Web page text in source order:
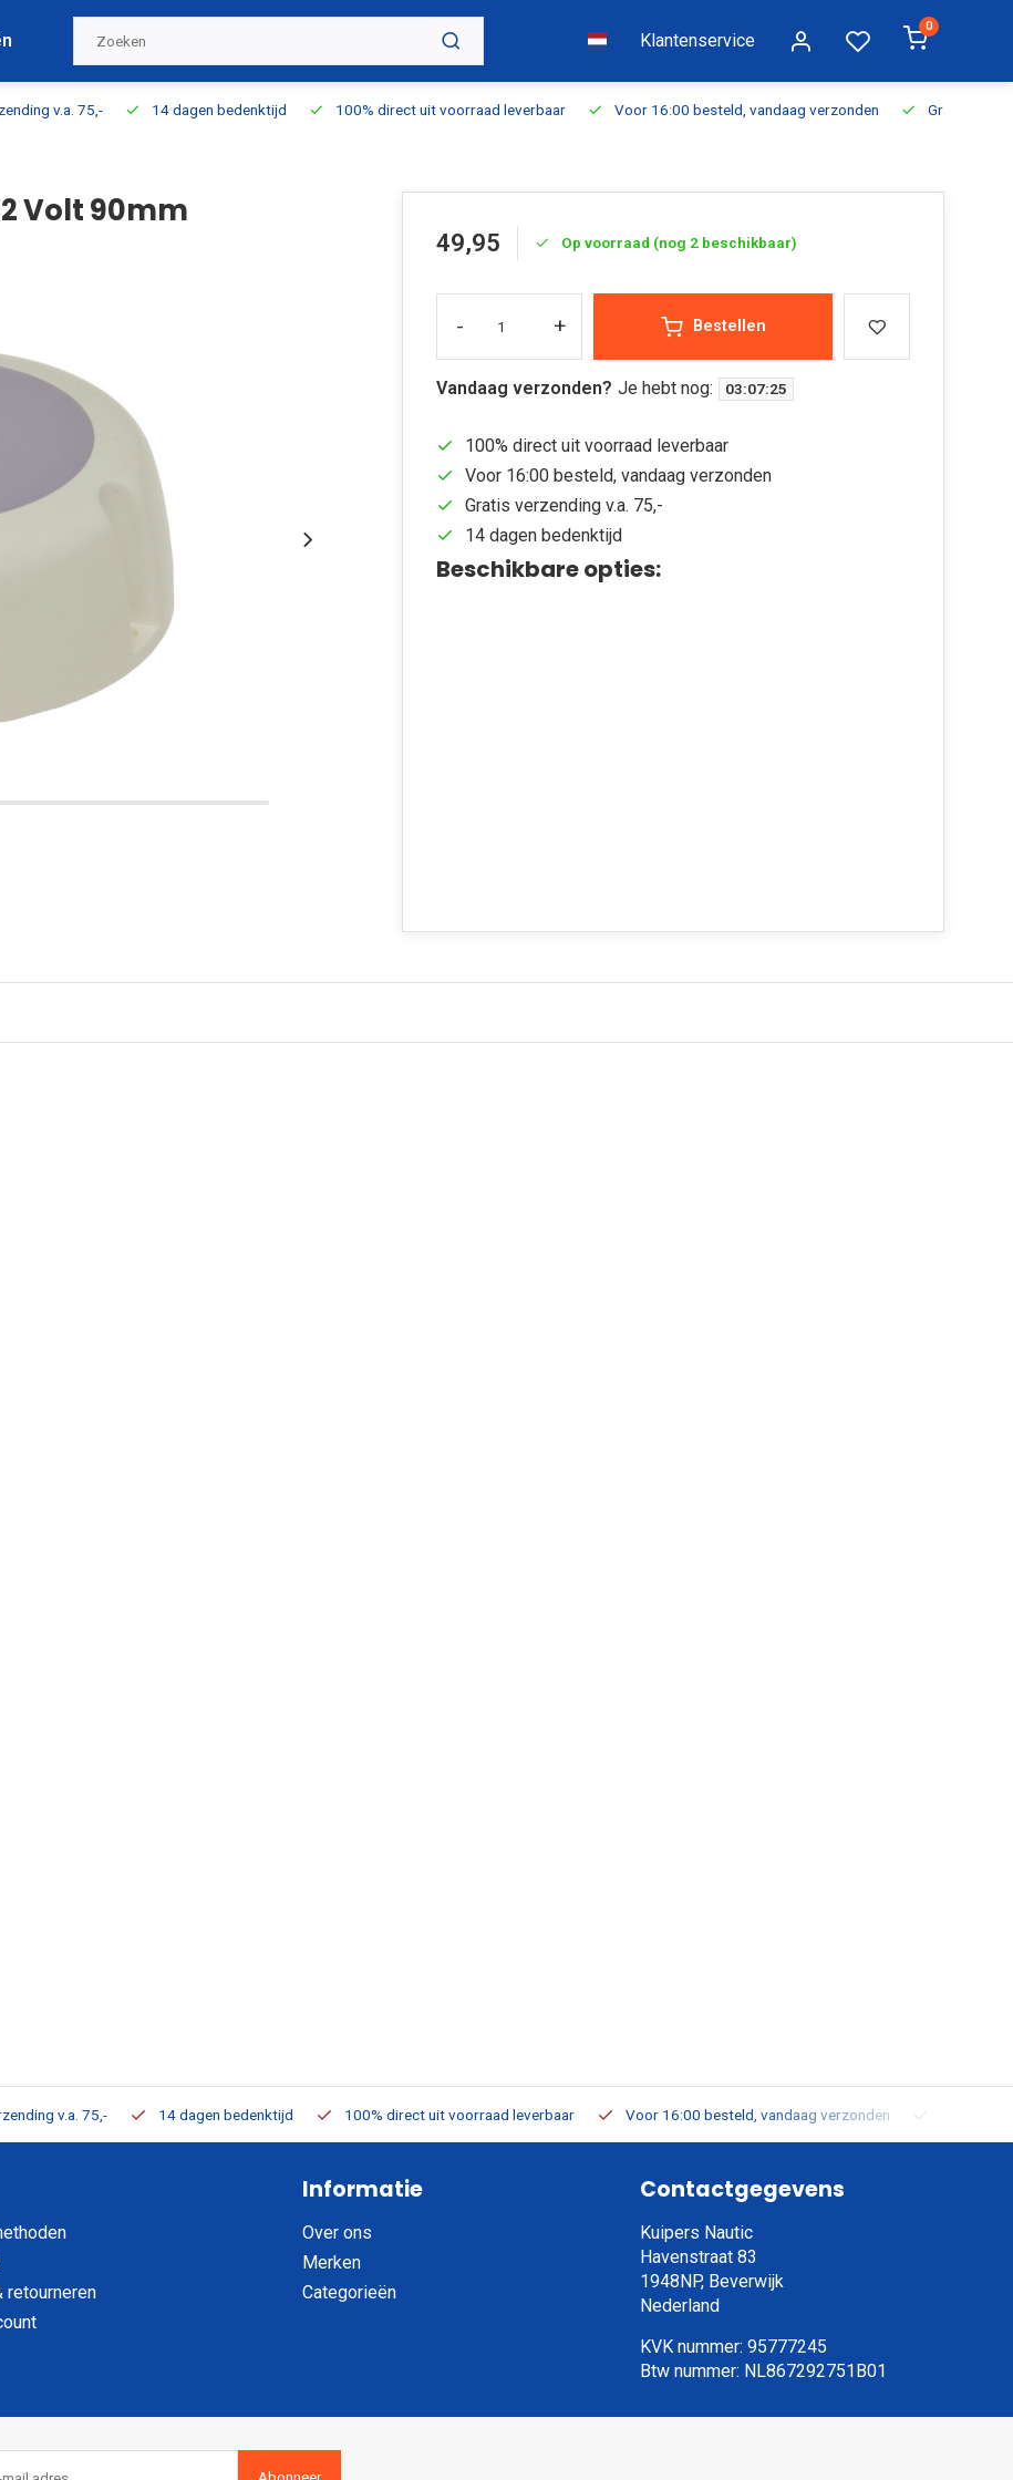
Klantenservice
0
v.a. 75,- 14 dagen bedenktijd 100% direct uit voorraad leverbaar Voor 16:00 besteld, vandaag verzonden Gratis
Volt 90mm
49,95 Op voorraad (nog 2 beschikbaar)
- + Bestellen
Vandaag verzonden? Je hebt nog: 03:07:25
100% direct uit voorraad leverbaar
Voor 16:00 besteld, vandaag verzonden
Gratis verzending v.a. 75,-
14 dagen bedenktijd
Beschikbare opties:
v.a. 75,- 14 dagen bedenktijd 100% direct uit voorraad leverbaar Voor 16:00 besteld, vandaag verzonden
retourneren
Informatie
Over ons
Merken
Categorieën
Contactgegevens
Kuipers Nautic
Havenstraat 83
1948NP, Beverwijk
Nederland
KVK nummer: 95777245
Btw nummer: NL867292751B01